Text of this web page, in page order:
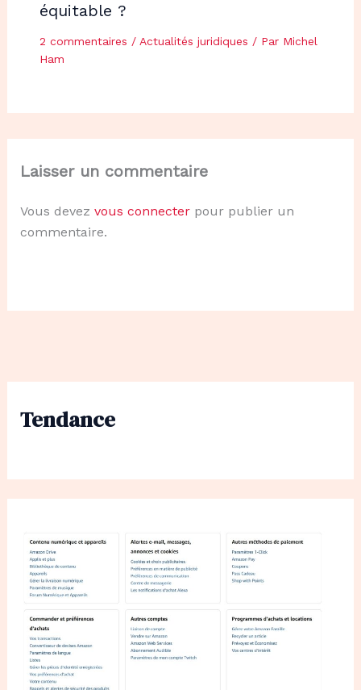
Tendance
équitable ?
2 commentaires / Actualités juridiques / Par Michel
Ham
Laisser un commentaire
Vous devez vous connecterpour publier un
commentaire.